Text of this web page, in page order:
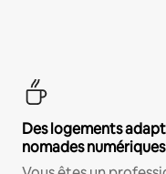
Des logements
nomades numériques